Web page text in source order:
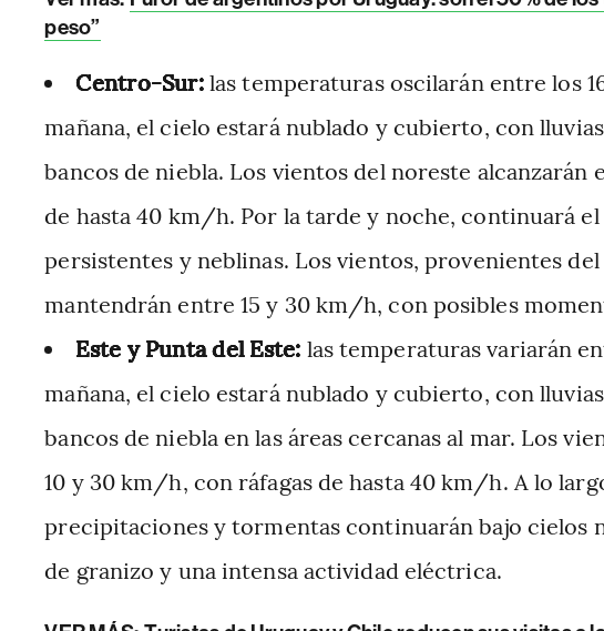
peso”
Centro-Sur:las temperaturas oscilarán entre los
mañana, el cielo estará nublado y cubierto, con
bancos de niebla. Los vientos del noreste
de hasta 40 km/h. Por la tarde y noche, continuará
persistentes y neblinas. Los vientos, provenientes
mantendrán entre 15 y 30 km/h, con posibles
Este y Punta del Este: las temperaturas variarán
mañana, el cielo estará nublado y cubierto, con
bancos de niebla en las áreas cercanas al mar. Los
10 y 30 km/h, con ráfagas de hasta 40 km/h. A lo
precipitaciones y tormentas continuarán bajo cielos
de granizo y una intensa actividad eléctrica.